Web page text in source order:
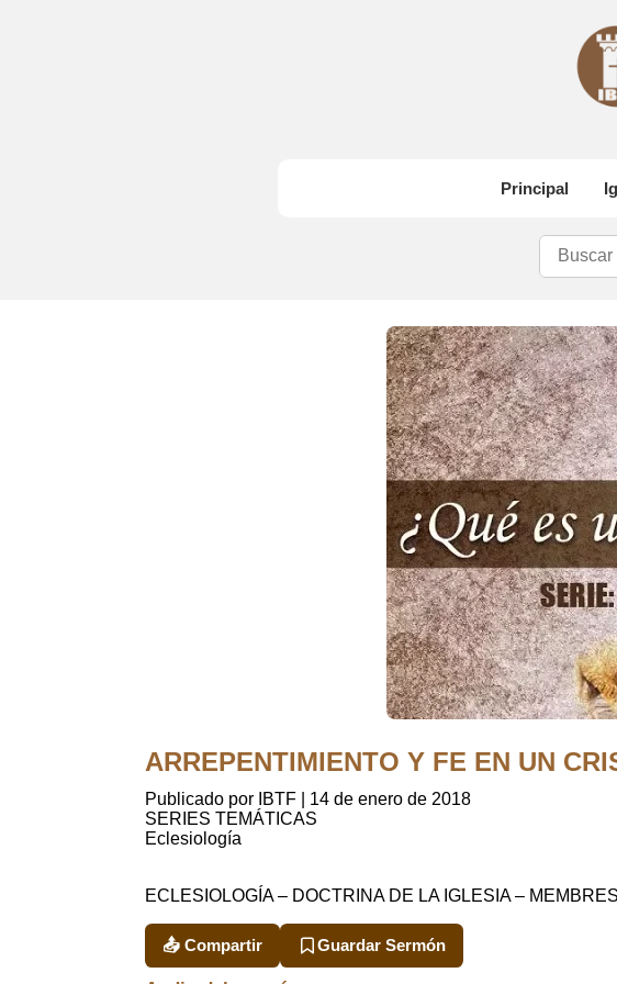
Principal
ARREPENTIMIENTO Y FE EN UN
Publicado por IBTF
14 de enero de 2018
SERIES TEMÁTICAS
Eclesiología
ECLESIOLOGÍA – DOCTRINA DE LA IGLESIA –
📤 Compartir Guardar Sermón